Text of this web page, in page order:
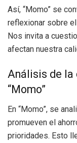
Así, “Momo” se
reflexionar sobre
Nos invita a
afectan nuestra
Análisis de la
“Momo”
En “Momo”, se
promueven el
prioridades. Esto